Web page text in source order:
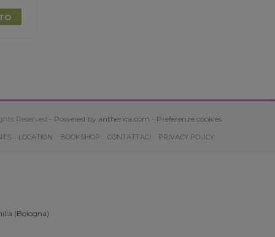
Reserved - Powered by antherica.com - Preferenze cookies
LOCATION BOOKSHOP CONTATTACI PRIVACY POLICY
(Bologna)